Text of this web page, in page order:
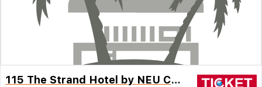
115 The Strand Hotel by NEU Collective